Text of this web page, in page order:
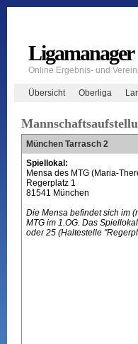
Ligamanager
Online Ergebnis- und
Übersicht Oberliga
München Tarrasch 2
Spiellokal:
Mensa des MTG (Maria-
Regerplatz 1
81541 München
Die Mensa befindet sich im
MTG im 1.OG. Das
oder 25 (Haltestelle